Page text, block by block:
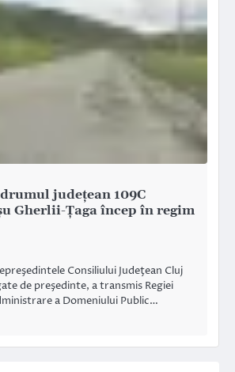
județean 109C
Gherlii-Ţaga încep în regim
Consiliului Judeţean Cluj
de preşedinte, a transmis Regiei
a Domeniului Public…